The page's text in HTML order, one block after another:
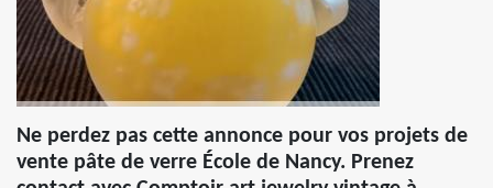
Ne perdez pas cette annonce pour vos projets de
vente pâte de verre École de Nancy. Prenez